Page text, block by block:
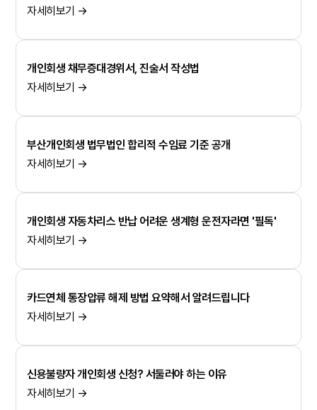
자세히보기 →
개인회생 채무증대경위서, 진술서 작성법
자세히보기 →
부산개인회생 법무법인 합리적 수임료 기준 공개
자세히보기 →
개인회생 자동차리스 반납 어려운 생계형 운전자라면 '필독'
자세히보기 →
카드연체 통장압류 해제 방법 요약해서 알려드립니다
자세히보기 →
신용불량자 개인회생 신청? 서둘러야 하는 이유
자세히보기 →